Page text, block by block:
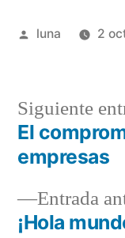
Publicado
luna 2
entradas
Entrada
¡Hola
Siguiente
El
empresas